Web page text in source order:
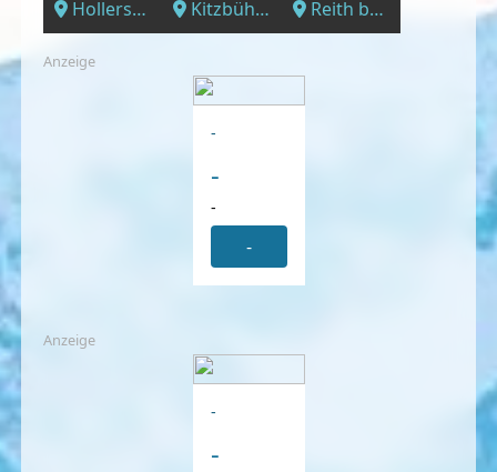
Hollersbach, Tirol
Kitzbühel, Tirol
Reith bei Kitzbühel, Tirol
Anzeige
-
-
-
-
Anzeige
-
-